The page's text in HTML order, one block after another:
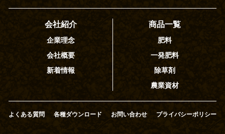
会社紹介
企業理念
会社概要
新着情報
商品一覧
肥料
一発肥料
除草剤
農業資材
よくある質問 各種ダウンロード お問い合わせ プライバシーポリシー